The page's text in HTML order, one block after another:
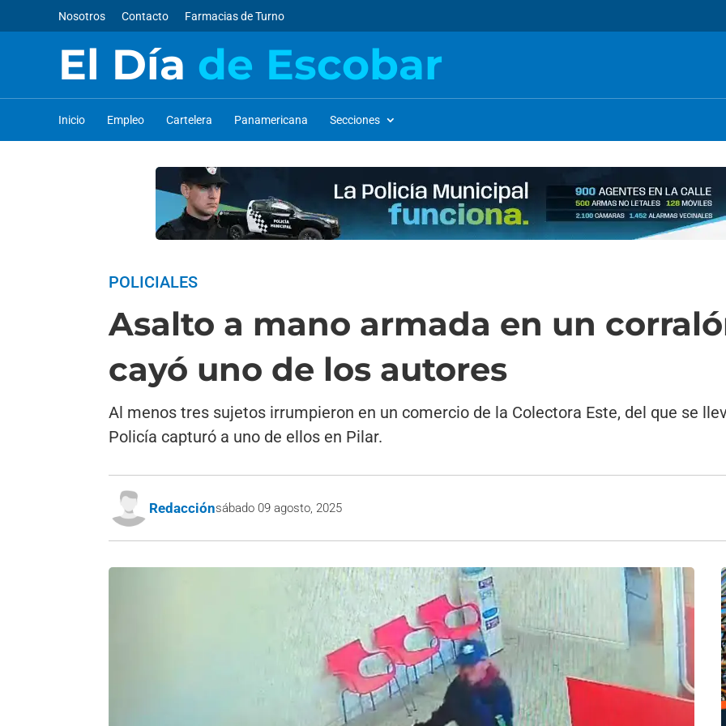
Nosotros Contacto Farmacias de Turno
El Día de Escobar
Inicio Empleo Cartelera Panamericana Secciones
POLICIALES
Asalto a mano armada en un
cayó uno de los autores
Al menos tres sujetos irrumpieron en un comercio de la Colectora Este, del que se
Policía capturó a uno de ellos en Pilar.
Redacciónsábado 09 agosto, 2025